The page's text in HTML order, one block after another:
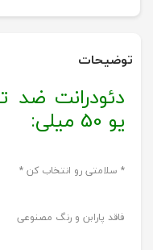
توضیحات
دئودرانت ضد
یو 50 میلی:
* سلامتی رو انتخاب کن *
فاقد پارابن و رنگ مصنوعی